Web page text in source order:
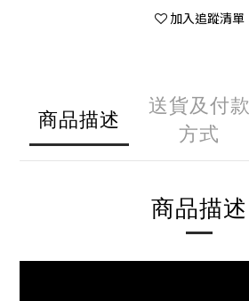
加入追蹤清單
商品描述
送貨及付款
方式
商品描述